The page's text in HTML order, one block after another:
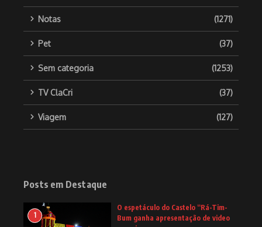
Notas (1271)
Pet (37)
Sem categoria (1253)
TV ClaCri (37)
Viagem (127)
Posts em Destaque
1
O espetáculo do Castelo “Rá-Tim-
Bum ganha apresentação de video